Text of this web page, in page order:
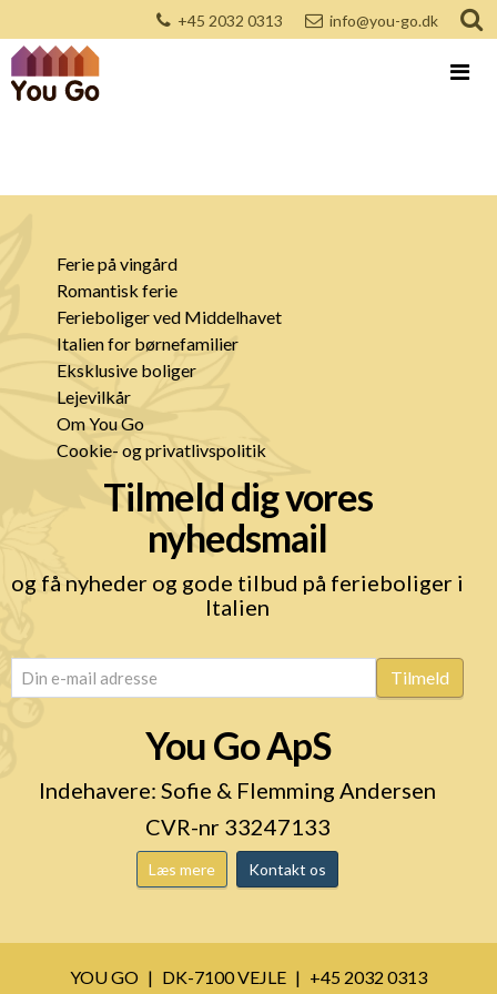
+45 2032 0313 info@you-go.dk
Ferie på vingård
Romantisk ferie
Ferieboliger ved Middelhavet
Italien for børnefamilier
Eksklusive boliger
Lejevilkår
Om You Go
Cookie- og privatlivspolitik
Tilmeld dig vores
nyhedsmail
og få nyheder og gode tilbud på ferieboliger i
Italien
email (Påkrævet) Tilmeld
You Go ApS
Indehavere: Sofie & Flemming Andersen
CVR-nr 33247133
Læs mere Kontakt os
YOU GO DK-7100 VEJLE
+45 2032 0313